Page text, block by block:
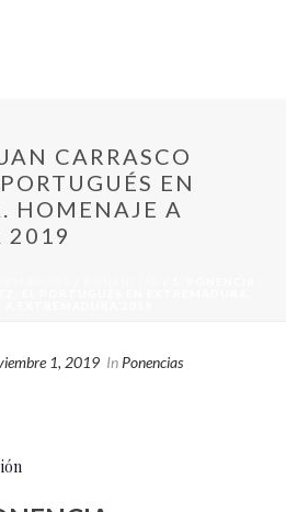
CARRASCO
EN
HOMENAJE A
2019
1, 2019 In Ponencias